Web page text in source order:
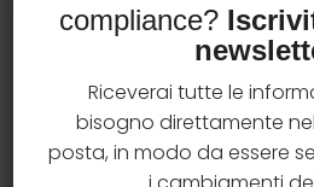
Richiedi una
gratuita
Hai qualche dubbio in
compliance?
Riceverai tutte le
bisogno direttamente
posta, in modo da essere